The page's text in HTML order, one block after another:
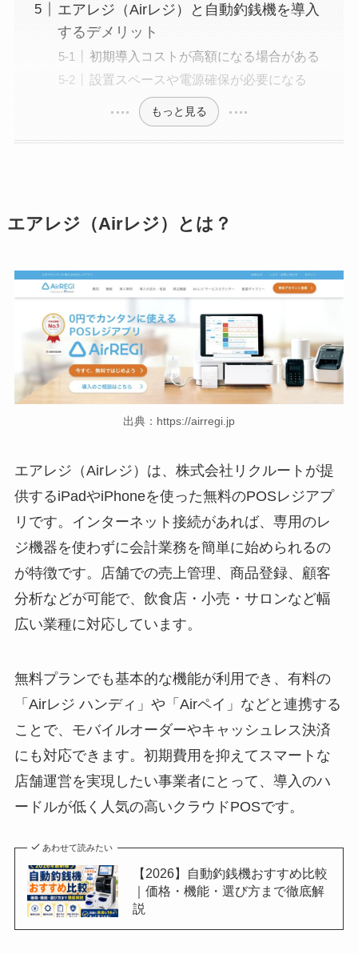
エアレジ（Airレジ）と自動釣銭機を導入
するデメリット
初期導入コストが高額になる場合がある
設置スペースや電源確保が必要になる
もっと見る
エアレジ（Airレジ）とは？
出典：https://airregi.jp
エアレジ（Airレジ）は、株式会社リクルートが提
供するiPadやiPhoneを使った無料のPOSレジアプ
リです。インターネット接続があれば、専用のレ
ジ機器を使わずに会計業務を簡単に始められるの
が特徴です。店舗での売上管理、商品登録、顧客
分析などが可能で、飲食店・小売・サロンなど幅
広い業種に対応しています。
無料プランでも基本的な機能が利用でき、有料の
「Airレジ ハンディ」や「Airペイ」などと連携する
ことで、モバイルオーダーやキャッシュレス決済
にも対応できます。初期費用を抑えてスマートな
店舗運営を実現したい事業者にとって、導入のハ
ードルが低く人気の高いクラウドPOSです。
あわせて読みたい
【2026】自動釣銭機おすすめ比較
｜価格・機能・選び方まで徹底解
説